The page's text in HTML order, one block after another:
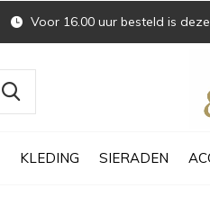
KLEDING SIERADEN
Voor 16.00 uur besteld is